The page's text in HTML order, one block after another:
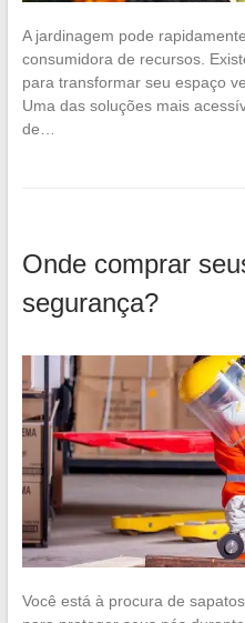
A jardinagem pode
consumidora de recursos.
para transformar seu espaço
Uma das soluções mais
de…
Onde comprar
segurança?
Você está à procura de